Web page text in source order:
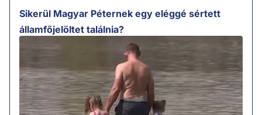
Sikerül Magyar Péternek egy eléggé sértett
államfőjelöltet találnia?